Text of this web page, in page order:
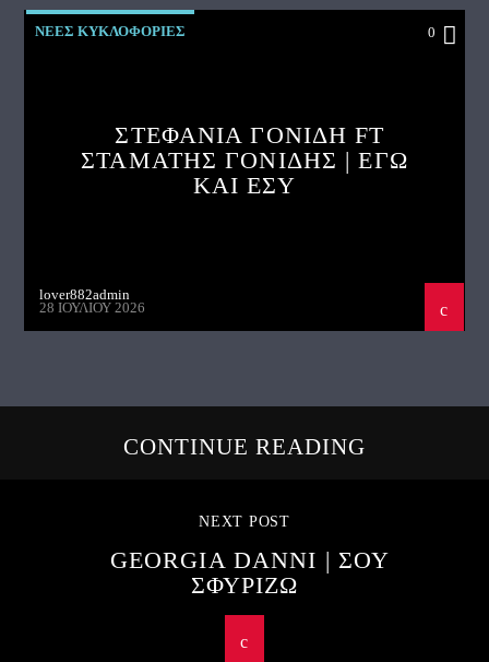
ΝΕΕΣ ΚΥΚΛΟΦΟΡΙΕΣ 0
ΣΤΕΦΑΝΙΑ ΓΟΝΙΔΗ FT
ΣΤΑΜΑΤΗΣ ΓΟΝΙΔΗΣ | ΕΓΩ
ΚΑΙ ΕΣΥ
lover882admin
28 ΙΟΥΛΊΟΥ 2026
CONTINUE READING
NEXT POST
GEORGIA DANNI | ΣΟΥ
ΣΦΥΡΙΖΩ